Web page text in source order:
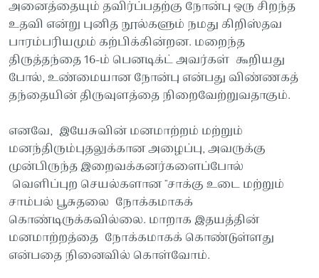
அனைத்தையும் தவிர்ப்பதற்கு நோன்பு ஒரு சிறந்த
உதவி என்று புனித நூல்களும் நமது கிறிஸ்தவ
பாரம்பரியமும் கற்பிக்கின்றன. மறைந்த
திருத்தந்தை 16-ம் பெனடிக்ட் அவர்கள் கூறியது
போல், உண்மையான நோன்பு என்பது விண்ணகத்
தந்தையின் திருவுளத்தை நிறைவேற்றுவதாகும்.
எனவே, இயேசுவின் மனமாற்றம் மற்றும்
மனந்திரும்புதலுக்கான அழைப்பு, அவருக்கு
முன்பிருந்த இறைவக்கனர்களைப்போல்
வெளிப்புற செயல்களான "சாக்கு உடை மற்றும்
சாம்பல் பூசுதலை நோக்கமாகக்
கொண்டிருக்கவில்லை. மாறாக இதயத்தின்
மனமாற்றத்தை நோக்கமாகக் கொண்டுள்ளது
என்பதை நினைவில் கொள்வோம்.